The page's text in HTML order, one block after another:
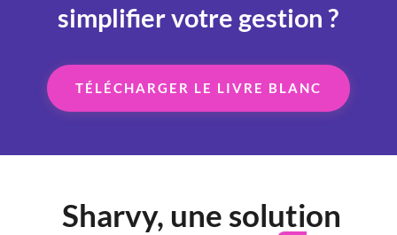
simplifier votre gestion ?
TÉLÉCHARGER LE LIVRE BLANC
Sharvy, une solution